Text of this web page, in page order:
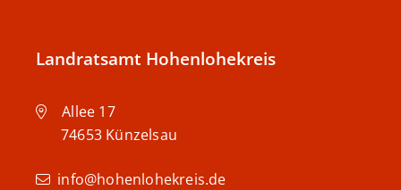
Landratsamt Hohenlohekreis
Allee 17
74653 Künzelsau
info@hohenlohekreis.de